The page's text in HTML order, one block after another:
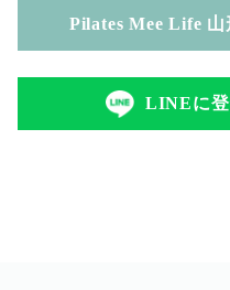
Pilates Mee Life
LINEに登